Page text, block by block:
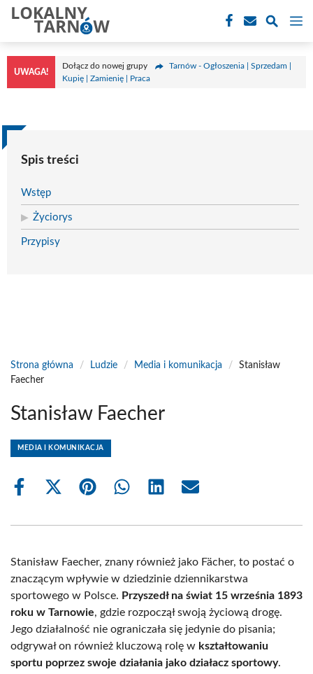
Przejdź
treści
UWAGA!
Dołącz do nowej grupy
Tarnów - Ogłoszenia | Sprzedam |
Kupię | Zamienię | Praca
Spis treści
Wstęp
Życiorys
Przypisy
Strona główna / Ludzie / Media i komunikacja /
Stanisław
Faecher
Stanisław Faecher
MEDIA I KOMUNIKACJA
Share
Share
(Twitter)
Share Share Share Share
Stanisław Faecher, znany również jako Fächer, to postać o
znaczącym wpływie w dziedzinie dziennikarstwa
sportowego w Polsce. Przyszedł na świat 15 września 1893
roku w Tarnowie, gdzie rozpoczął swoją życiową drogę.
Jego działalność nie ograniczała się jedynie do pisania;
odgrywał on również kluczową rolę w kształtowaniu
sportu poprzez swoje działania jako działacz sportowy.